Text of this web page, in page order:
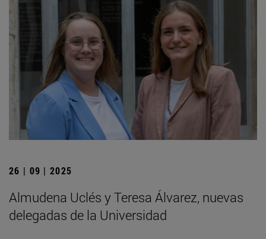
26 | 09 | 2025
Almudena Uclés y Teresa Álvarez, nuevas
delegadas de la Universidad